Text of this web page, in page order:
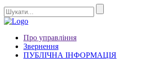
Про управління
Звернення
ПУБЛІЧНА ІНФОРМАЦІЯ